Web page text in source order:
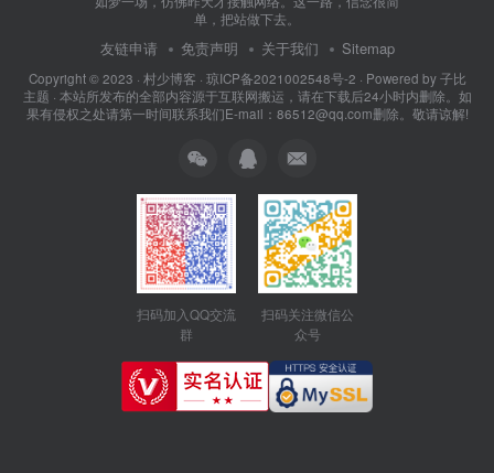
访客致辞
我走了很远的路，吃了很多的苦，才将这村少博客送到
你的面前。九载建站路，一路风雨泥泞，许多不容易。
单，把站做下去。
友链申请 免责声明 关于我们 Sitemap
村少博客·琼ICP备2021002548号-2
· 本站所发布的全部内容源于互联网搬运，请在下载后24小时内删除。如